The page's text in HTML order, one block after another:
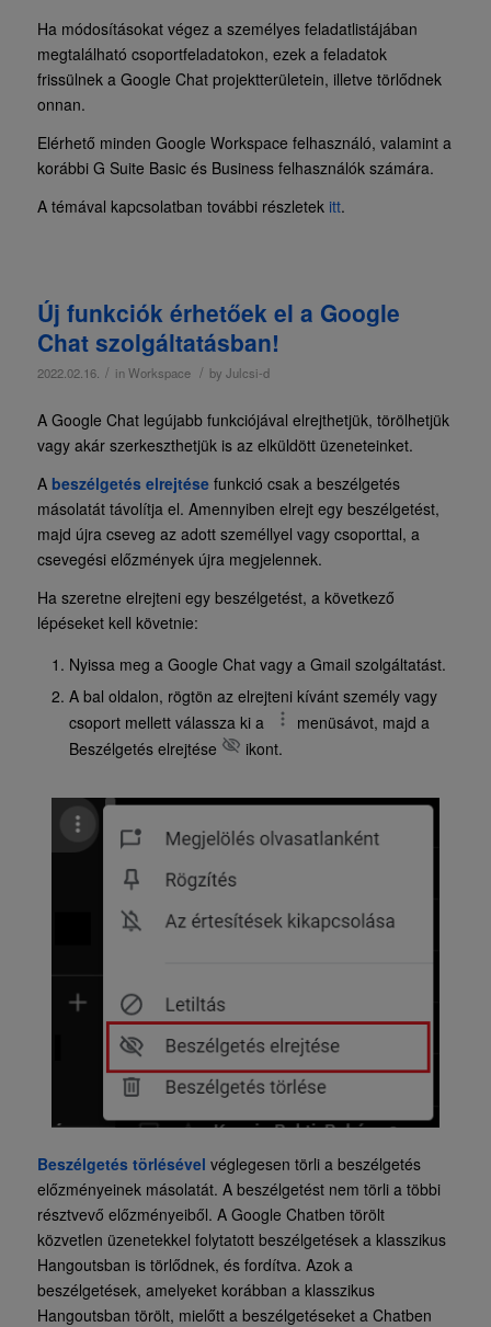
Ha módosításokat végez a személyes feladatlistájában
megtalálható csoportfeladatokon, ezek a feladatok
frissülnek a Google Chat projektterületein, illetve törlődnek
onnan.
Elérhető minden Google Workspace felhasználó, valamint a
korábbi G Suite Basic és Business felhasználók számára.
A témával kapcsolatban további részletek itt.
Új funkciók érhetőek el a Google
Chat szolgáltatásban!
2022.02.16. / inWorkspace / by Julcsi-d
A Google Chat legújabb funkciójával elrejthetjük, törölhetjük
vagy akár szerkeszthetjük is az elküldött üzeneteinket.
A beszélgetés elrejtésefunkció csak a beszélgetés
másolatát távolítja el. Amennyiben elrejt egy beszélgetést,
majd újra cseveg az adott személlyel vagy csoporttal, a
csevegési előzmények újra megjelennek.
Ha szeretne elrejteni egy beszélgetést, a következő
lépéseket kell követnie:
Nyissa meg a Google Chat vagy a Gmail szolgáltatást.
A bal oldalon, rögtön az elrejteni kívánt személy vagy
csoport mellett válassza ki a
menüsávot, majd a
Beszélgetés elrejtése
ikont.
Beszélgetés törlésével véglegesen törli a beszélgetés
előzményeinek másolatát. A beszélgetést nem törli a többi
résztvevő előzményeiből. A Google Chatben törölt
közvetlen üzenetekkel folytatott beszélgetések a klasszikus
Hangoutsban is törlődnek, és fordítva. Azok a
beszélgetések, amelyeket korábban a klasszikus
Hangoutsban törölt, mielőtt a beszélgetéseket a Chatben